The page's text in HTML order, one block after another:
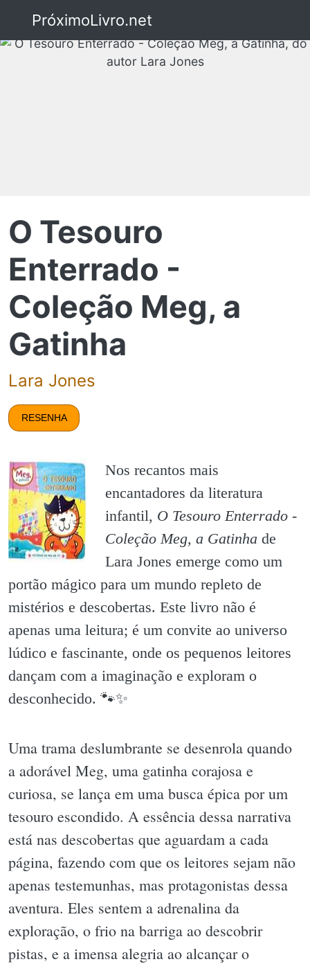
PróximoLivro.net
O Tesouro
Enterrado -
Coleção Meg, a
Gatinha
Lara Jones
RESENHA
Nos recantos mais
encantadores da literatura
infantil, O Tesouro Enterrado -
Coleção Meg, a Gatinha de
Lara Jones emerge como um
portão mágico para um mundo repleto de
mistérios e descobertas. Este livro não é
apenas uma leitura; é um convite ao universo
lúdico e fascinante, onde os pequenos leitores
dançam com a imaginação e exploram o
desconhecido. 🐾✨️
Uma trama deslumbrante se desenrola quando
a adorável Meg, uma gatinha corajosa e
curiosa, se lança em uma busca épica por um
tesouro escondido. A essência dessa narrativa
está nas descobertas que aguardam a cada
página, fazendo com que os leitores sejam não
apenas testemunhas, mas protagonistas dessa
aventura. Eles sentem a adrenalina da
exploração, o frio na barriga ao descobrir
pistas, e a imensa alegria ao alcançar o